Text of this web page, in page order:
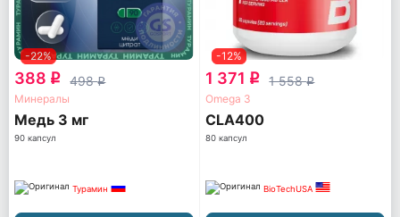
-22%
388 q 498q
Минералы
Медь 3 мг
90 капсул
Турамин
-12%
1 371 q 1 558q
Omega 3
CLA400
80 капсул
BioTechUSA